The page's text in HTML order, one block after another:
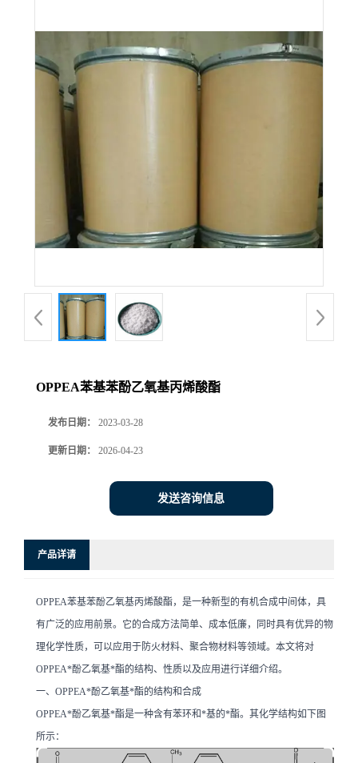
OPPEA苯基苯酚乙氧基丙烯酸酯
发布日期： 2023-03-28
更新日期： 2026-04-23
发送咨询信息
产品详请
OPPEA苯基苯酚乙氧基丙烯酸酯，是一种新型的有机合成中间体，具
有广泛的应用前景。它的合成方法简单、成本低廉，同时具有优异的物
理化学性质，可以应用于防火材料、聚合物材料等领域。本文将对
OPPEA*酚乙氧基*酯的结构、性质以及应用进行详细介绍。
一、OPPEA*酚乙氧基*酯的结构和合成
OPPEA*酚乙氧基*酯是一种含有苯环和*基的*酯。其化学结构如下图
所示：